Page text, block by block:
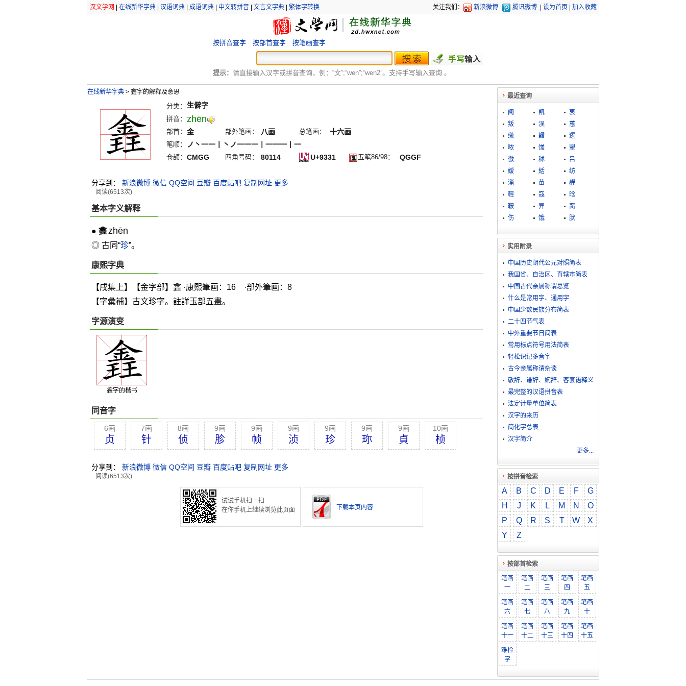
汉文学网 在线新华字典| 汉语词典| 成语词典| 中文转拼音| 文言文字典| 繁体字转换 关注我们： 新浪微博 腾讯微博 设为首页 加入收藏
按拼音查字 按部首查字 按笔画查字
提示： 请直接输入汉字或拼音查询，例：“文”;“wen”;“wen2”。支持手写输入查询 。
在线新华字典 >錱字的解释及意思
分类： 生僻字
拼音： zhēn
部首： 金 部外笔画： 八画 总笔画： 十六画
笔顺： ノ丶一一丨丶ノ一一一丨一一一丨一
仓颉： CMGG 四角号码： 80114 U+9331 五笔86/98： QGGF
分享到： 新浪微博 微信 QQ空间 豆瓣 百度贴吧 复制网址 更多
阅读(6513次)
基本字义解释
● 錱 zhēn
◎ 古同“珍”。
康熙字典
【戌集上】【金字部】錱 ·康熙筆画：16 ·部外筆画：8
【字彙補】古文珍字。註詳玉部五畫。
字源演变
錱字的楷书
同音字
6画
贞
7画
针
8画
侦
9画
胗
9画
帧
9画
浈
9画
珍
9画
珎
9画
貞
10画
桢
分享到： 新浪微博 微信 QQ空间 豆瓣 百度贴吧 复制网址 更多
阅读(6513次)
试试手机扫一扫
在你手机上继续浏览此页面
下载本页内容
最近查询
阋 凯
衷
叛
洖
蕙
缴
鳛
逻
哝
馐
朢
徼
秫
吕
嫒
絬
纺
淄
苗
奲
輕
寇
晗
鞍
异
脔
伤
饿 肰
实用附录
中国历史朝代公元对照简表
我国省、自治区、直辖市简表
中国古代亲属称谓总览
什么是常用字、通用字
中国少数民族分布简表
二十四节气表
中外重要节日简表
常用标点符号用法简表
轻松识记多音字
古今亲属称谓杂谈
敬​辞​、​谦​辞​、​婉​辞​、​客​套​语​释​义
最完整的汉语拼音表
法定计量单位简表
汉字的来历
简化字总表
汉字简介
更多...
按拼音检索
A B C D E F
G
H
J K L M N
O
P
Q R S T W
X
Y
Z
按部首检索
笔画
一
笔画
二
笔画
三
笔画
四
笔画
五
笔画
六
笔画
七
笔画
八
笔画
九
笔画
十
笔画
十一
笔画
十二
笔画
十三
笔画
十四
笔画
十五
难检
字